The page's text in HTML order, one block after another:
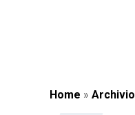
Home » Archivio